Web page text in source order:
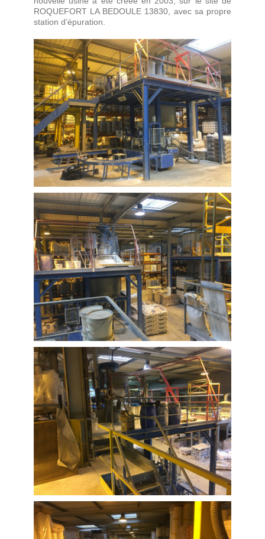
ROQUEFORT LA BEDOULE 13830, avec sa propre
station d’épuration.